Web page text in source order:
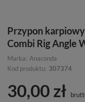
Przypon
Combi Rig Angle
Marka: Anaconda
Kod produktu: 307374
30,00 zł